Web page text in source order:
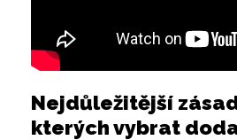
Nejdůležitější
kterých vybrat